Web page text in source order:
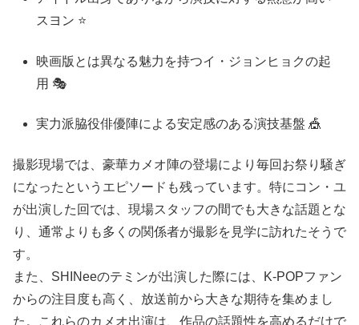
スヨン ⭐
映画版とは異なる魅力を持つイ・ジョンヒョクの起
用 🎭
実力派脇役俳優陣による安定感のある演技基盤 🎪
撮影現場では、豪華カメオ陣の登場により毎回お祭り騒ぎ
になったというエピソードも残っています。特にコン・ユ
が出演した回では、現場スタッフの間でも大きな話題とな
り、通常よりも多くの関係者が撮影を見学に訪れたそうで
す。
また、SHINeeのテミンが出演した際には、K-POPファン
からの注目度も高く、放送前から大きな期待を集めまし
た。これらのカメオ出演は、作品の話題性を高めるだけで